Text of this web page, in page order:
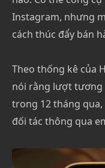
Instagram, nhưng
cách thúc đẩy bán
Theo thống kê của
nói rằng lượt tương
trong 12 tháng
đối tác thông qua